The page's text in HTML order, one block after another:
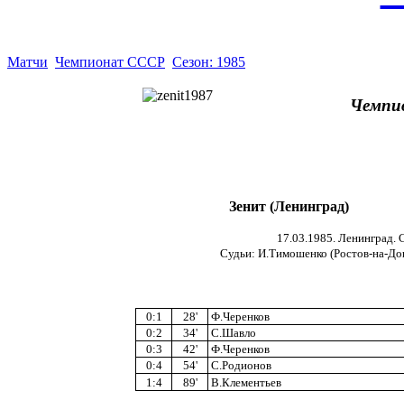
Матчи Чемпионат СССР Сезон: 1985
Зенит (Ленинград)
17.03.1985. Ленинград.
Судьи: И.Тимошенко (Ростов-на-
0:1 28'
Ф.Черенков
0:2
34'
С.Шавло
0:3
42'
Ф.Черенков
0:4
54'
С.Родионов
1:4
89' В.Клементьев